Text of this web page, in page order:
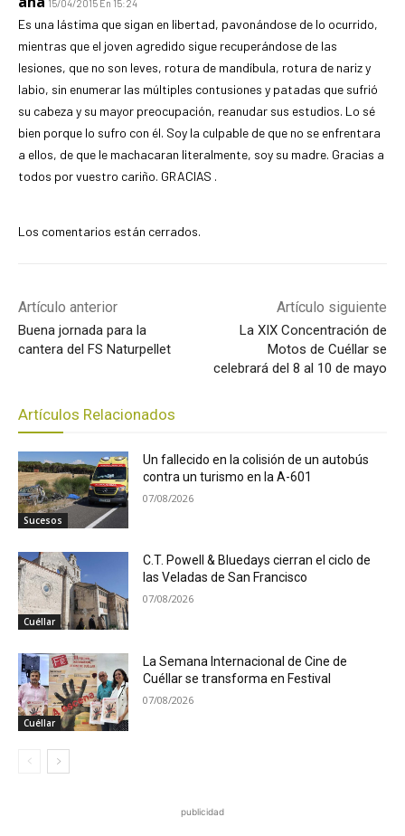
15/04/2015 En 15:24
Es una lástima que sigan en libertad, pavonándose de lo ocurrido,
mientras que el joven agredido sigue recuperándose de las
lesiones, que no son leves, rotura de mandíbula, rotura de nariz y
labio, sin enumerar las múltiples contusiones y patadas que sufrió
su cabeza y su mayor preocupación, reanudar sus estudios. Lo sé
bien porque lo sufro con él. Soy la culpable de que no se enfrentara
a ellos, de que le machacaran literalmente, soy su madre. Gracias a
todos por vuestro cariño. GRACIAS .
Los comentarios están cerrados.
Artículo anterior
Buena jornada para la
cantera del FS Naturpellet
Artículo siguiente
La XIX Concentración de
Motos de Cuéllar se
celebrará del 8 al 10 de mayo
Artículos Relacionados
Sucesos
Un fallecido en la colisión de un autobús
contra un turismo en la A-601
07/08/2026
Cuéllar
C.T. Powell & Bluedays cierran el ciclo de
las Veladas de San Francisco
07/08/2026
Cuéllar
La Semana Internacional de Cine de
Cuéllar se transforma en Festival
07/08/2026
publicidad